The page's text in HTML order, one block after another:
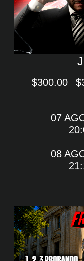
$300.00
07
08